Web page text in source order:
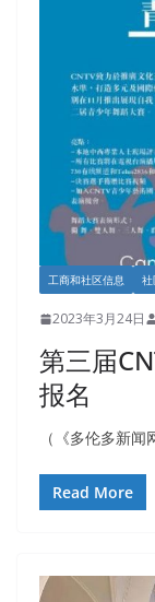
工商和社区信息
2023年3月24日
第三届
报名
（《多伦多新
Read More